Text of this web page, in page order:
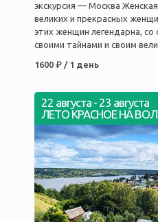
экскурсия — Москва
великих и прекрасных
этих женщин легендарна, со
своими тайнами и своим
1600 ₽ / 1 день
22 августа - 23 августа
ЛЕТО КРАСНОЕ НА